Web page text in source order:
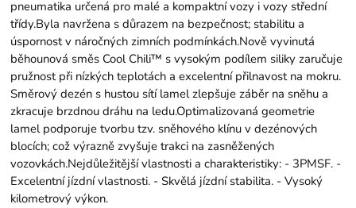
pneumatika určená pro malé a kompaktní vozy i vozy střední
třídy.Byla navržena s důrazem na bezpečnost; stabilitu a
úspornost v náročných zimních podmínkách.Nově vyvinutá
běhounová směs Cool Chili™ s vysokým podílem siliky zaručuje
pružnost při nízkých teplotách a excelentní přilnavost na mokru.
Směrový dezén s hustou sítí lamel zlepšuje záběr na sněhu a
zkracuje brzdnou dráhu na ledu.Optimalizovaná geometrie
lamel podporuje tvorbu tzv. sněhového klínu v dezénových
blocích; což výrazně zvyšuje trakci na zasněžených
vozovkách.Nejdůležitější vlastnosti a charakteristiky: - 3PMSF. -
Excelentní jízdní vlastnosti. - Skvělá jízdní stabilita. - Vysoký
kilometrový výkon.